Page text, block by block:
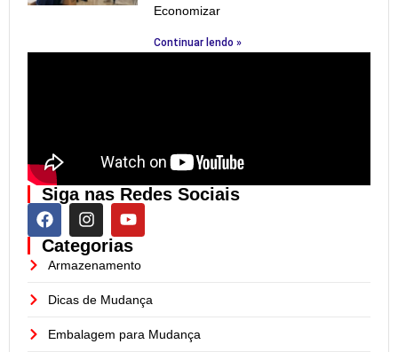
Economizar
Continuar lendo »
Siga nas Redes Sociais
Categorias
Armazenamento
Dicas de Mudança
Embalagem para Mudança